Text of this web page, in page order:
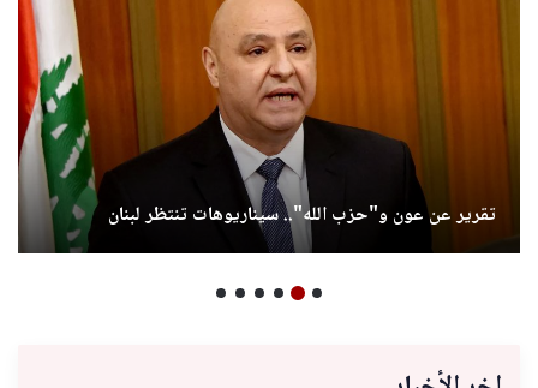
تقرير عن عون و"حزب الله".. سيناريوهات تنتظر لبنان